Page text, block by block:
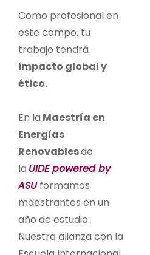
Como profesional en
este campo, tu
trabajo tendrá
impacto global y
ético.
En la Maestría en
Energías
Renovablesde
la UIDE powered by
ASUformamos
maestrantes en un
año de estudio.
Nuestra alianza con la